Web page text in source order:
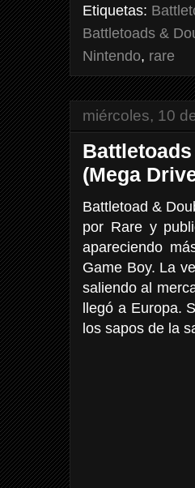
Etiquetas:
Battletoads &
Nintendo, rare
miércoles, 10
(Mega
Battletoad &
por Rare y
apareciendo
Game Boy. La
saliendo al
llegó a Europa.
los sapos de la